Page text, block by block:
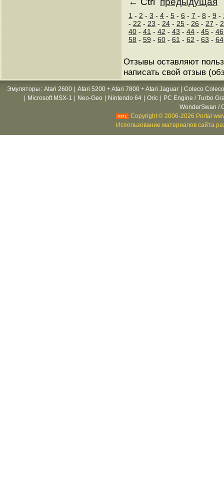
1 - 2 - 3 - 4 - 5 - 6 - 7 - 8 - 9 -
- 22 - 23 - 24 - 25 - 26 - 27 -
40 - 41 - 42 - 43 - 44 - 45 - 46
58 - 59 - 60 - 61 - 62 - 63 - 64
Отзывы оставляют
написать свой отзыв
Эмуляторы : Atari 2600 Atari 5200 + Atari 7800 + Atari Jaguar
Coleco
Microsoft MSX-1 Neo-Geo Nintendo 64 Oric
PC Engine / Turbo
WonderSwan /
Copyright © 2006-2026 Portal
Использование материалов сайта